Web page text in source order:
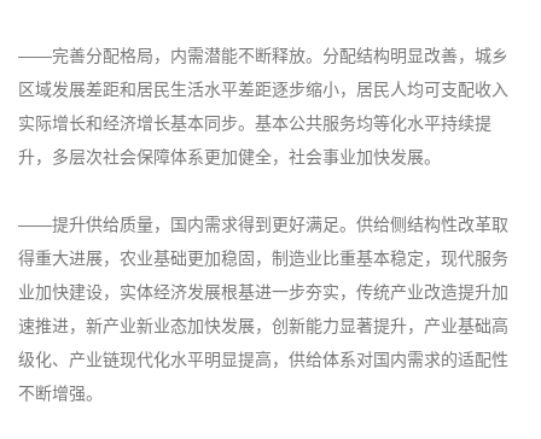
——完善分配格局，内需潜能不断释放。分配结构明显改善，城乡
区域发展差距和居民生活水平差距逐步缩小，居民人均可支配收入
实际增长和经济增长基本同步。基本公共服务均等化水平持续提
升，多层次社会保障体系更加健全，社会事业加快发展。
——提升供给质量，国内需求得到更好满足。供给侧结构性改革取
得重大进展，农业基础更加稳固，制造业比重基本稳定，现代服务
业加快建设，实体经济发展根基进一步夯实，传统产业改造提升加
速推进，新产业新业态加快发展，创新能力显著提升，产业基础高
级化、产业链现代化水平明显提高，供给体系对国内需求的适配性
不断增强。